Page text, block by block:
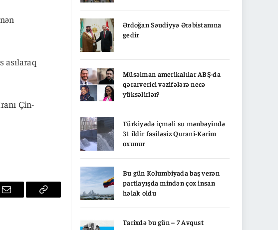
asılaraq
Çin-
Email
Copy
Ərdoğan Səudiyyə Ərəbistanına
gedir
Müsəlman amerikalılar ABŞ-da
qərarverici vəzifələrə necə
yüksəlirlər?
Türkiyədə içməli su mənbəyində
31 ildir fasiləsiz Qurani-Kərim
oxunur
Bu gün Kolumbiyada baş verən
partlayışda mindən çox insan
həlak oldu
Tarixdə bu gün – 7 Avqust